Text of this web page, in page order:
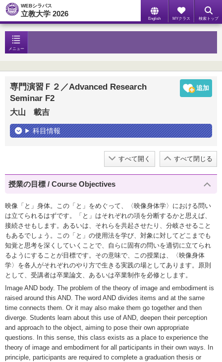
WEBシラバス
立教大学 2026
English MYクラス 検索トップ
メニュー
専門演習Ｆ２／Advanced Research
Seminar F2
大山 載吉
科目情報
すべて開く すべて閉じる
授業の目標 / Course Objectives
映像「と」身体。この「と」をめぐって、〈映像身体学〉における問い
は立てられるはずです。「と」はそれぞれの項を分断するかと思えば、
接続させもします。あるいは、それらを共起させたり、分岐させること
もあるでしょう。この「と」の使用法を学び、対象に対してどこまでも
知覚と思考を深くしていくことで、自らに固有の問いを適切に立てられ
るようにすることが目標です。その意味で、この授業は、〈映像身体
学〉を各人がそれぞれのやり方で生きる実践の場としてあります。原則
として、受講者は卒業論文、あるいは卒業制作を必修とします。
Image AND body. The problem of the theory of image and embodiment is
raised around this AND. The word AND divides items and at the same
time connects them. Or it may also make them go together and then
diverge. Students learn about this use of AND, deepen their perception
and approach to the object, aiming to pose their own appropriate
questions. In this sense, this class exists as a place to experience the
theory of image and embodiment for all participants in their own ways. In
principle, participants are required to complete a graduation thesis or